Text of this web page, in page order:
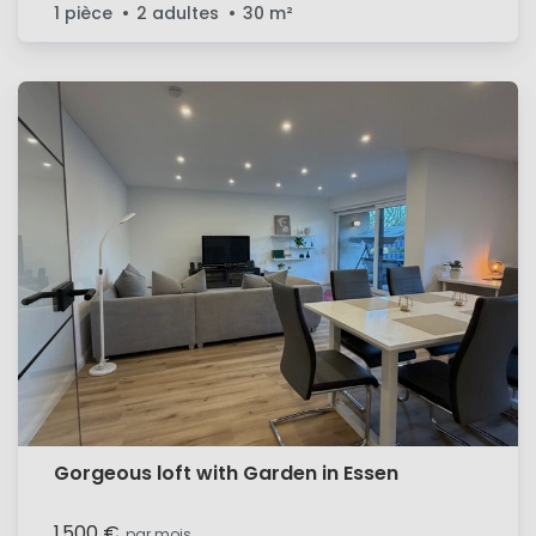
1 pièce 2 adultes 30 m²
Gorgeous loft with Garden in Essen